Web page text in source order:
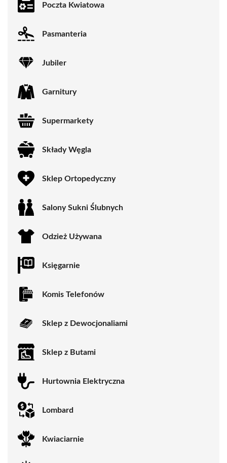
Poczta Kwiatowa
Pasmanteria
Jubiler
Garnitury
Supermarkety
Składy Węgla
Sklep Ortopedyczny
Salony Sukni Ślubnych
Odzież Używana
Księgarnie
Komis Telefonów
Sklep z Dewocjonaliami
Sklep z Butami
Hurtownia Elektryczna
Lombard
Kwiaciarnie